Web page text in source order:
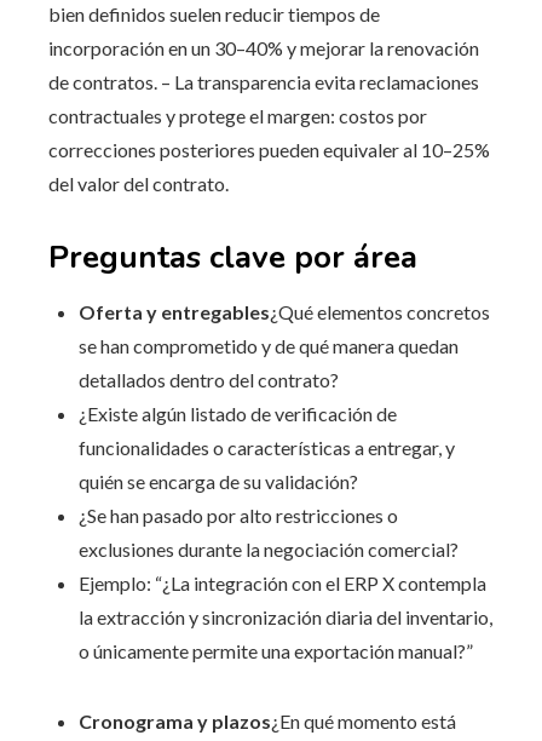
bien definidos suelen reducir tiempos de
incorporación en un 30–40% y mejorar la renovación
de contratos. – La transparencia evita reclamaciones
contractuales y protege el margen: costos por
correcciones posteriores pueden equivaler al 10–25%
del valor del contrato.
Preguntas clave por área
Oferta y entregables¿Qué elementos concretos
se han comprometido y de qué manera quedan
detallados dentro del contrato?
¿Existe algún listado de verificación de
funcionalidades o características a entregar, y
quién se encarga de su validación?
¿Se han pasado por alto restricciones o
exclusiones durante la negociación comercial?
Ejemplo: “¿La integración con el ERP X contempla
la extracción y sincronización diaria del inventario,
o únicamente permite una exportación manual?”
Cronograma y plazos¿En qué momento está